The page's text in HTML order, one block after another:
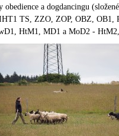
obedience a dogdancingu
TS, ZZO, ZOP, OBZ, OB1,
HtM1, MD1 a MoD2 -